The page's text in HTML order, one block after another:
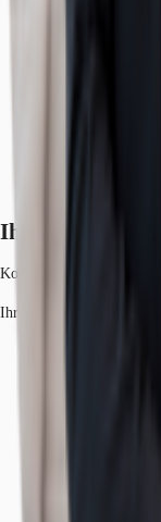
Ihr Kontakt
Konstantinos Krikelis
Ihr Kontakt